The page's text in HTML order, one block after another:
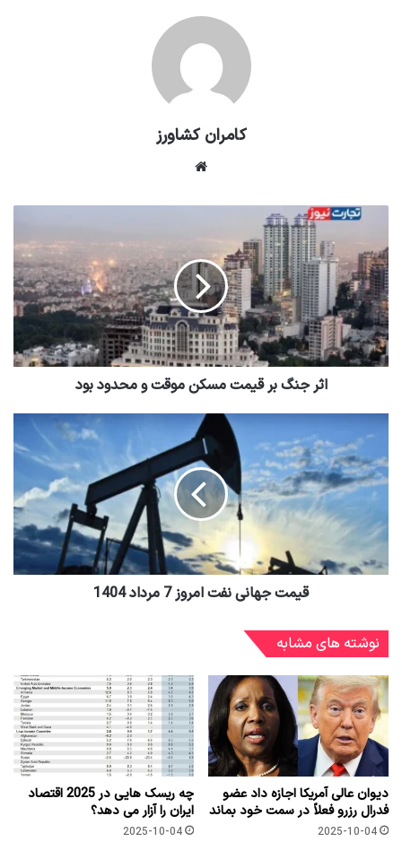
کامران کشاورز
اثر جنگ بر قیمت مسکن موقت و محدود بود
قیمت جهانی نفت امروز 7 مرداد 1404
نوشته های مشابه
دیوان عالی آمریکا اجازه داد عضو
فدرال رزرو فعلاً در سمت خود بماند
2025-10-04
چه ریسک هایی در 2025 اقتصاد
ایران را آزار می دهد؟
2025-10-04